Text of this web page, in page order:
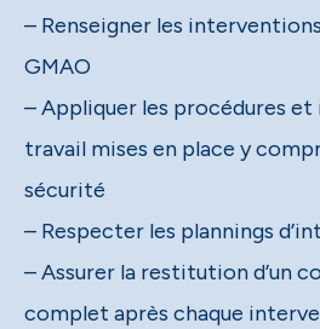
– Renseigner les
GMAO
– Appliquer les procédures
travail mises en place y
sécurité
– Respecter les plannings
– Assurer la restitution d’un
complet après chaque